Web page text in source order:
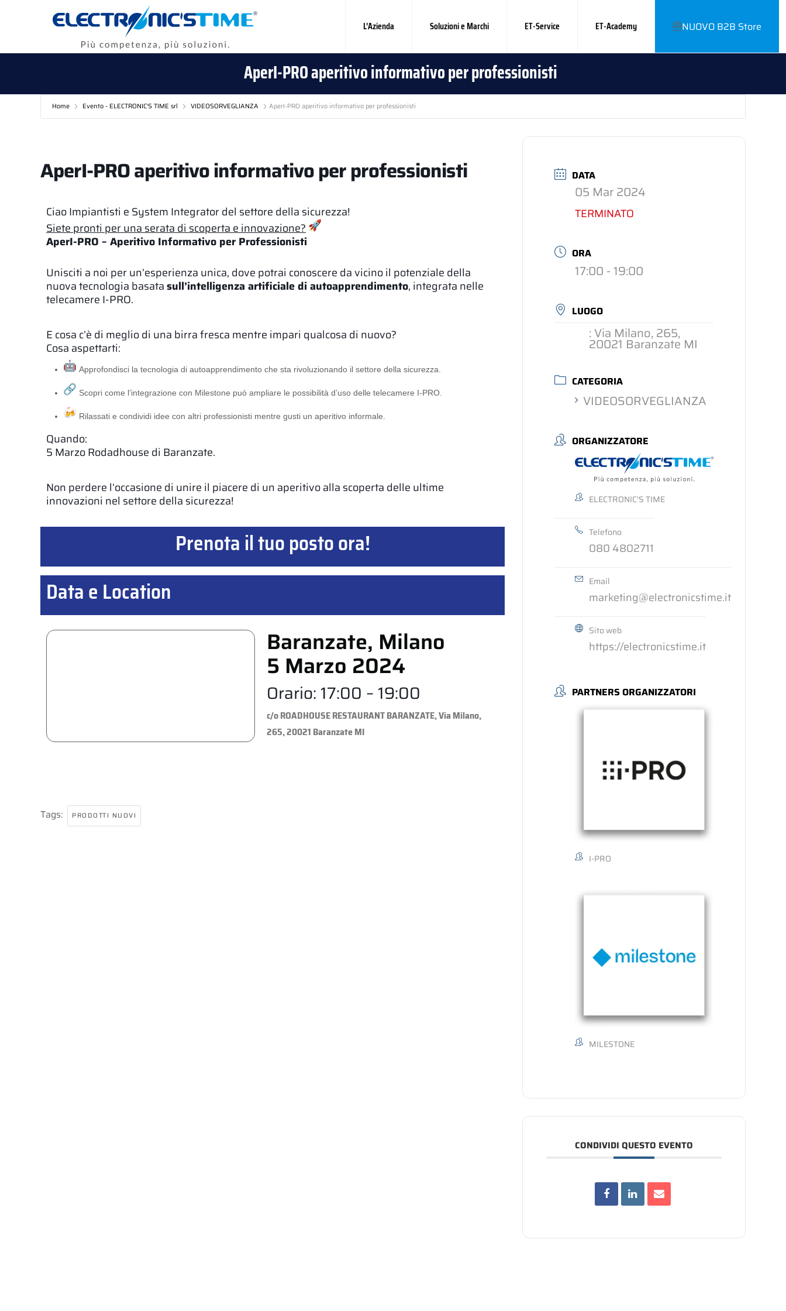
L’Azienda Soluzioni e Marchi ET-Service ET-Academy NUOVO B2B Store
AperI-PRO aperitivo informativo per professionisti
Home Evento - ELECTRONIC'S TIME srl VIDEOSORVEGLIANZA AperI-PRO aperitivo informativo per professionisti
AperI-PRO aperitivo informativo per professionisti
Ciao Impiantisti e System Integrator del settore della sicurezza!
Siete pronti per una serata di scoperta e innovazione?
AperI-PRO – Aperitivo Informativo per Professionisti
Unisciti a noi per un’esperienza unica, dove potrai conoscere da vicino il potenziale della
nuova tecnologia basatasull’intelligenza artificiale di autoapprendimento, integrata nelle
telecamere I-PRO.
E cosa c’è di meglio di una birra fresca mentre impari qualcosa di nuovo?
Cosa aspettarti:
Approfondisci la tecnologia di autoapprendimento che sta rivoluzionando il settore della sicurezza.
Scopri come l’integrazione con Milestone può ampliare le possibilità d’uso delle telecamere I-PRO.
Rilassati e condividi idee con altri professionisti mentre gusti un aperitivo informale.
Quando:
5 Marzo Rodadhouse di Baranzate.
Non perdere l’occasione di unire il piacere di un aperitivo alla scoperta delle ultime
innovazioni nel settore della sicurezza!
Prenota il tuo posto ora!
Data e Location
Baranzate, Milano
5 Marzo 2024
Orario: 17:00 – 19:00
c/o ROADHOUSE RESTAURANT BARANZATE, Via Milano,
265, 20021 Baranzate MI
Tags: PRODOTTI NUOVI
DATA
05 Mar 2024
TERMINATO
ORA
17:00 - 19:00
LUOGO
: Via Milano, 265,
20021 Baranzate MI
CATEGORIA
VIDEOSORVEGLIANZA
ORGANIZZATORE
ELECTRONIC'S TIME
Telefono
080 4802711
Email
marketing@electronicstime.it
Sito web
https://electronicstime.it
PARTNERS ORGANIZZATORI
I-PRO
MILESTONE
CONDIVIDI QUESTO EVENTO